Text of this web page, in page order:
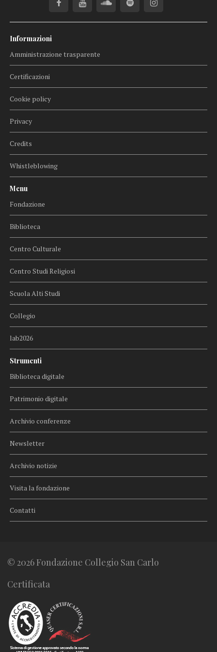
Informazioni
Amministrazione trasparente
Certificazioni
Cookie policy
Privacy
Credits
Whistleblowing
Menu
Fondazione
Biblioteca
Centro Culturale
Centro Studi Religiosi
Scuola Alti Studi
Collegio
lab2026
Strumenti
Biblioteca digitale
Patrimonio digitale
Archivio conferenze
Newsletter
Archivio notizie
Visita la fondazione
Contatti
© 2026 Fondazione Collegio San Carlo
Certificata